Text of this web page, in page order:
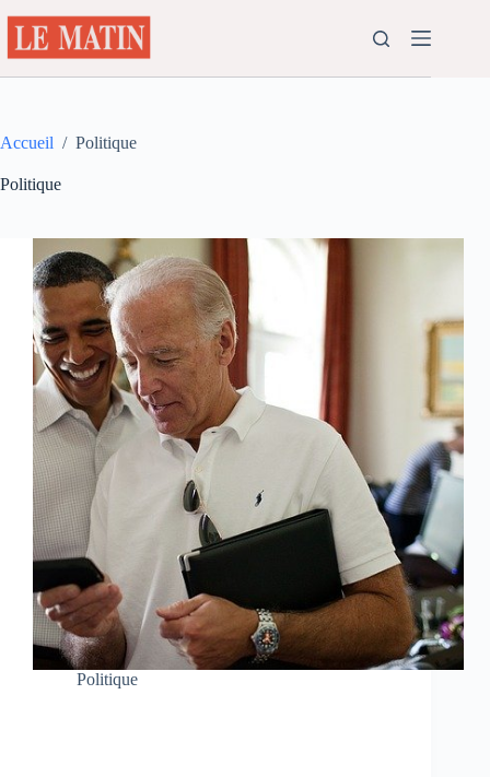
au
contenu
Accueil / Politique
Politique
Politique